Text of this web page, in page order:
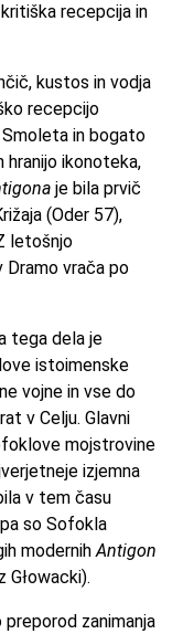
recepcija in
kustos in vodja
recepcijo
Smoleta in bogato
hranijo ikonoteka,
je bila prvič
(Oder 57),
letošnjo
Dramo vrača po
tega dela je
istoimenske
vojne in vse do
v Celju. Glavni
mojstrovine
izjemna
v tem času
so Sofokla
modernihAntigon
Głowacki).
zanimanja